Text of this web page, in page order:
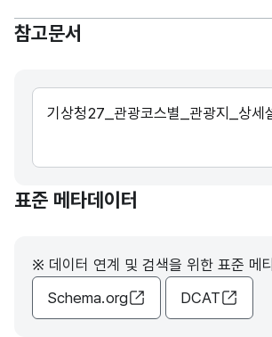
참고문서
기상청27_관광코스별_관광지_상세
표준 메타데이터
※ 데이터 연계 및 검색을 위한 표준 메
Schema.org
DCAT